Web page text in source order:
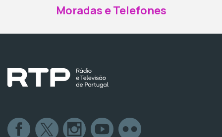
Moradas e Telefones